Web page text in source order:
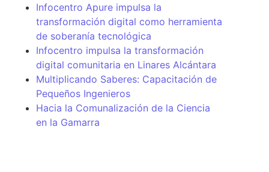
Infocentro Apure impulsa la
transformación digital como herramienta
de soberanía tecnológica
Infocentro impulsa la transformación
digital comunitaria en Linares Alcántara
Multiplicando Saberes: Capacitación de
Pequeños Ingenieros
Hacia la Comunalización de la Ciencia
en la Gamarra